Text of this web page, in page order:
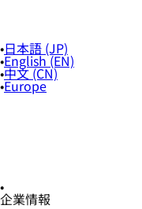
日本語 (JP)
English (EN)
中文 (CN)
Europe
企業情報